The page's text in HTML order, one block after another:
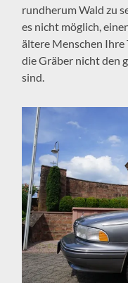
rundherum Wald zu
es nicht möglich,
ältere Menschen Ihre
die Gräber nicht den
sind.